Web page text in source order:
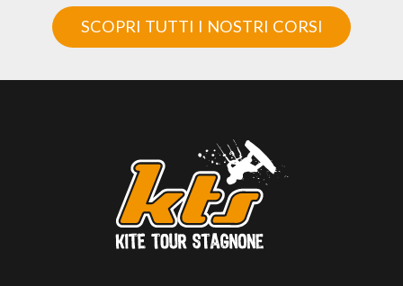
SCOPRI TUTTI I NOSTRI CORSI